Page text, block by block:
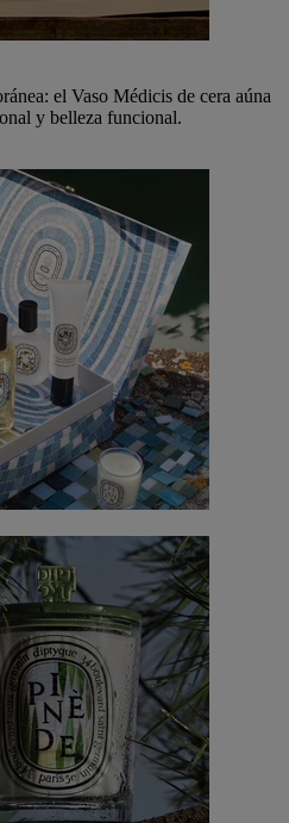
el Vaso Médicis de cera aúna
y belleza funcional.